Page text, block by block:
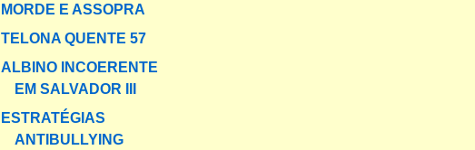
MORDE E ASSOPRA
TELONA QUENTE 57
ALBINO INCOERENTE
EM SALVADOR III
ESTRATÉGIAS
ANTIBULLYING